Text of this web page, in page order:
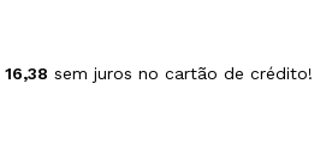
16,38 sem juros no cartão de crédito!